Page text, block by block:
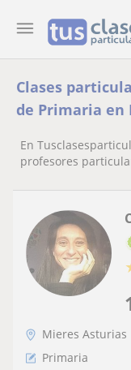
Clases
de Primaria en
En
profesores
Mieres Asturias
Primaria